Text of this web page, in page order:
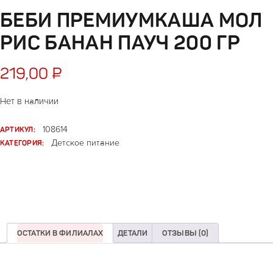
БЕБИ ПРЕМИУМКАША МОЛ
РИС БАНАН ПАУЧ 200 ГР
219,00 ₽
Нет в наличии
АРТИКУЛ:
108614
КАТЕГОРИЯ:
Детское питание
ОСТАТКИ В ФИЛИАЛАХ ДЕТАЛИ ОТЗЫВЫ (0)